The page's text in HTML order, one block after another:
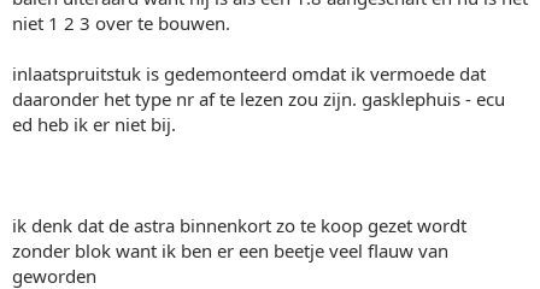
niet 1 2 3 over te bouwen.
inlaatspruitstuk is gedemonteerd omdat ik vermoede dat
daaronder het type nr af te lezen zou zijn. gasklephuis - ecu
ed heb ik er niet bij.
ik denk dat de astra binnenkort zo te koop gezet wordt
zonder blok want ik ben er een beetje veel flauw van
geworden